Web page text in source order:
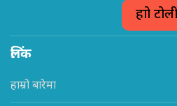
हाम्रो
लिंक
हाम्रो बारेमा